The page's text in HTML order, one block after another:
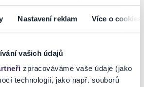
Nastavení reklam Více o cookies
vašich údajů
zpracováváme vaše údaje (jako
technologií, jako např. souborů
IMT SMILE na zámku